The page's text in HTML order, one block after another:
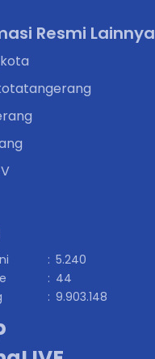
Resmi Lainnya
: 5.240
: 44
: 9.903.148